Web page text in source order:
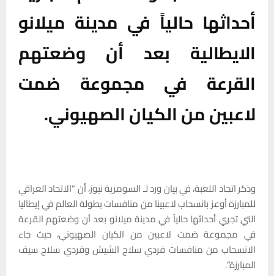
أحداثها حالياً في مدينة ميلانو
الايطالية بعد أن وضعتهم
القرعة في مجموعة ضمت
لاعبين من الكيان الصهيوني.
وذكر اتحاد اللعبة، في بيان ورد لـ السومرية نيوز، أن “الاتحاد العراقي
للمبارزة أوعز بانسحاب لاعبينا من منافسات بطولة العالم في إيطاليا
التي تجري أحداثها حالياً في مدينة ميلانو بعد أن وضعتهم القرعة
في مجموعة ضمت لاعبين من الكيان الصهيوني، حيث جاء
الانسحاب من منافسات فردي سلاح الشيش وفردي سلاح سيف
المبارزة”.